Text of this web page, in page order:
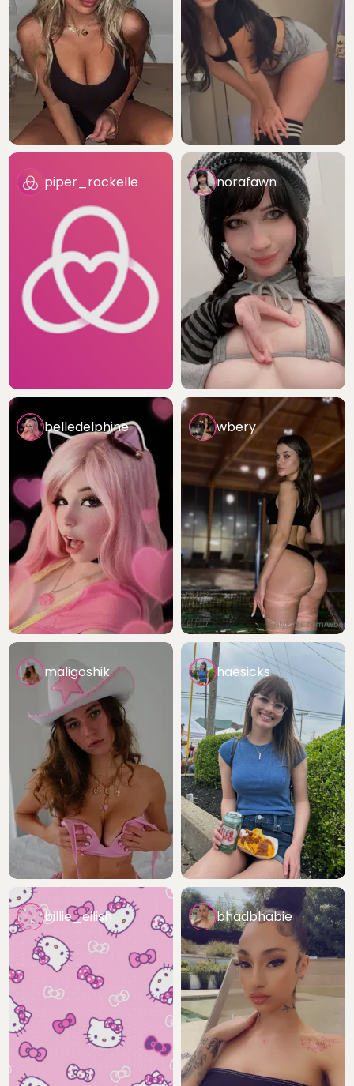
piper_rockelle norafawn
belledelphine wbery
maligoshik haesicks
billie_eilish bhadbhabie